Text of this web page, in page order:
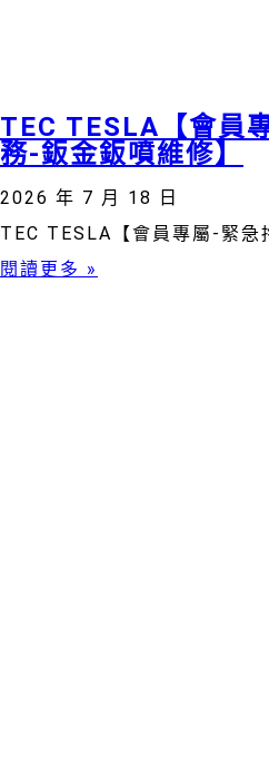
TEC TESLA【會員
務-鈑金鈑噴維修】
2026 年 7 月 18 日
TEC TESLA【會員專屬-緊急
閱讀更多 »